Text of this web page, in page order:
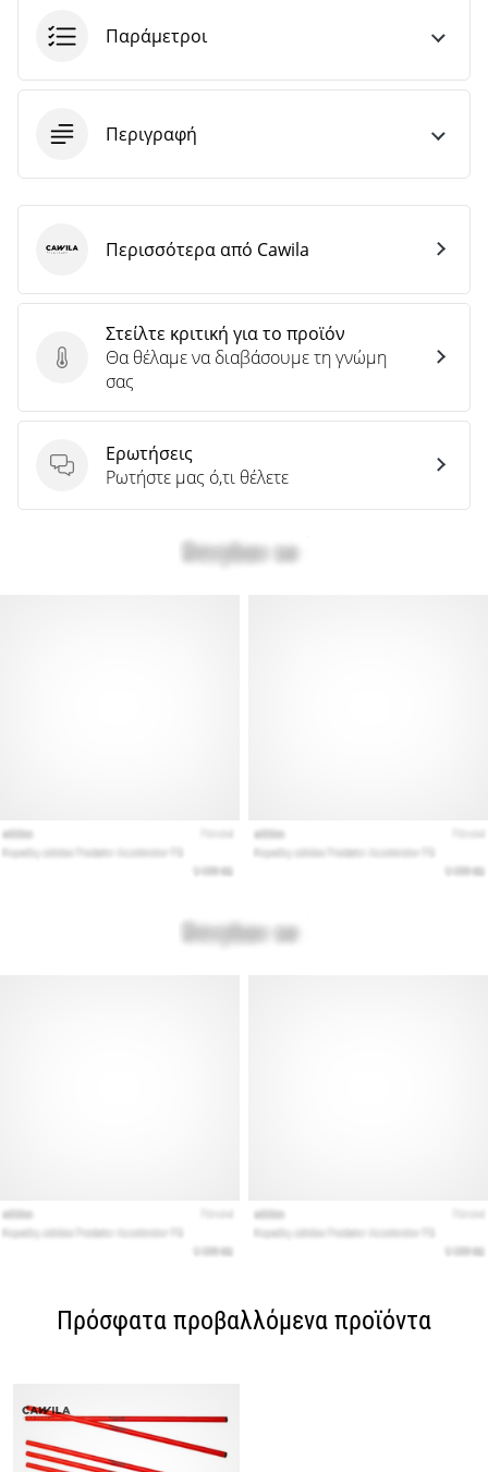
Παράμετροι
Περιγραφή
Στείλτε κριτική για το προϊόν
Στείλτε κριτική για το προϊόν
Θα θέλαμε να διαβάσουμε τη γνώμη
σας
Ερωτήσεις
Ερωτήσεις
Ρωτήστε μας ό,τι θέλετε
CawilaΠερισσότερα από Cawila
Πρόσφατα προβαλλόμενα προϊόντα